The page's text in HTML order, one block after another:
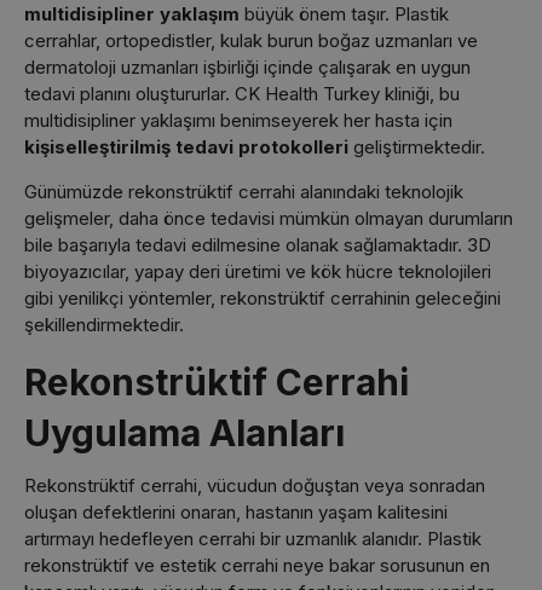
multidisipliner yaklaşım büyük önem taşır. Plastik
cerrahlar, ortopedistler, kulak burun boğaz uzmanları ve
dermatoloji uzmanları işbirliği içinde çalışarak en uygun
tedavi planını oluştururlar. CK Health Turkey kliniği, bu
multidisipliner yaklaşımı benimseyerek her hasta için
kişiselleştirilmiş tedavi protokolleri geliştirmektedir.
Günümüzde rekonstrüktif cerrahi alanındaki teknolojik
gelişmeler, daha önce tedavisi mümkün olmayan durumların
bile başarıyla tedavi edilmesine olanak sağlamaktadır. 3D
biyoyazıcılar, yapay deri üretimi ve kök hücre teknolojileri
gibi yenilikçi yöntemler, rekonstrüktif cerrahinin geleceğini
şekillendirmektedir.
Rekonstrüktif Cerrahi
Uygulama Alanları
Rekonstrüktif cerrahi, vücudun doğuştan veya sonradan
oluşan defektlerini onaran, hastanın yaşam kalitesini
artırmayı hedefleyen cerrahi bir uzmanlık alanıdır. Plastik
rekonstrüktif ve estetik cerrahi neye bakar sorusunun en